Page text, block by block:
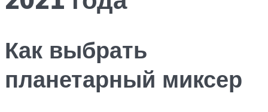
Как выбрать
планетарный миксер